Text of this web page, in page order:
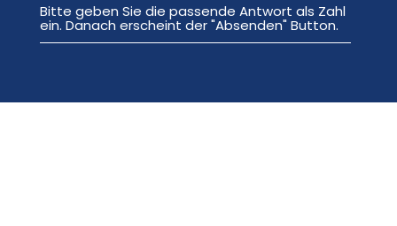
Bitte geben Sie die passende Antwort als Zahl
ein. Danach erscheint der "Absenden" Button.